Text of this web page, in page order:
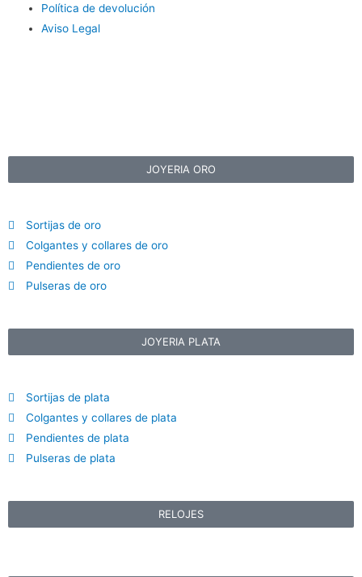
Política de devolución
Aviso Legal
JOYERIA ORO
Sortijas de oro
Colgantes y collares de oro
Pendientes de oro
Pulseras de oro
JOYERIA PLATA
Sortijas de plata
Colgantes y collares de plata
Pendientes de plata
Pulseras de plata
RELOJES